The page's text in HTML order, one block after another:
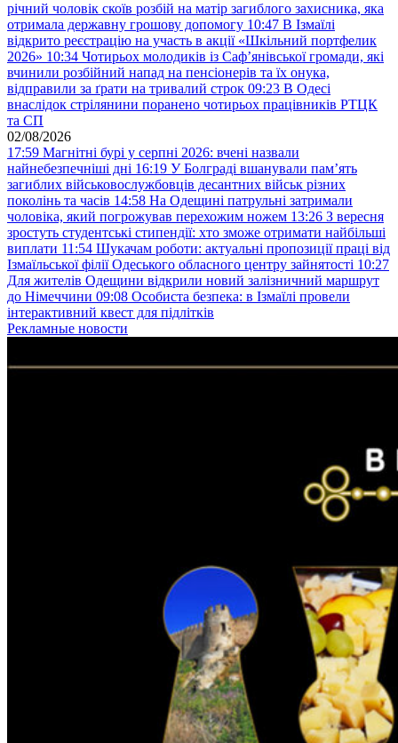
річний чоловік скоїв розбій на матір загиблого захисника, яка
отримала державну грошову допомогу 10:47 В Ізмаїлі
відкрито реєстрацію на участь в акції «Шкільний портфелик
2026» 10:34 Чотирьох молодиків із Саф’янівської громади, які
вчинили розбійний напад на пенсіонерів та їх онука,
відправили за ґрати на тривалий строк 09:23 В Одесі
внаслідок стрілянини поранено чотирьох працівників РТЦК
та СП
02/08/2026
17:59 Магнітні бурі у серпні 2026: вчені назвали
найнебезпечніші дні 16:19 У Болграді вшанували пам’ять
загиблих військовослужбовців десантних військ різних
поколінь та часів 14:58 На Одещині патрульні затримали
чоловіка, який погрожував перехожим ножем 13:26 З вересня
зростуть студентські стипендії: хто зможе отримати найбільші
виплати 11:54 Шукачам роботи: актуальні пропозиції праці від
Ізмаїльської філії Одеського обласного центру зайнятості 10:27
Для жителів Одещини відкрили новий залізничний маршрут
до Німеччини 09:08 Особиста безпека: в Ізмаїлі провели
інтерактивний квест для підлітків
Рекламные новости